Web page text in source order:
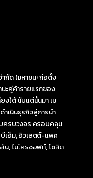
กัด (มหาชน) ก่อตั้ง
นะคู่ค้ารายแรกของ
งใต้ นับแต่นั้นมา เม
ำเนินธุรกิจสู่การนำ
ครบวงจร ครอบคลุม
เอ็ม, ฮิวเลตต์-แพค
สัน, ไมโครซอฟท์, โซลิด